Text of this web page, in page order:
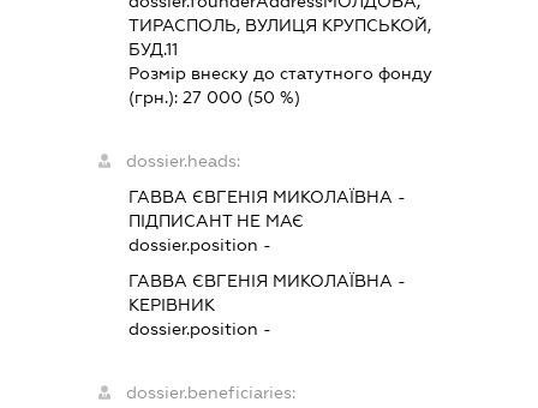
ТИРАСПОЛЬ, ВУЛИЦЯ КРУПСЬКОЙ,
БУД.11
Розмір внеску до статутного фонду
(грн.):27 000 (50 %)
dossier.heads:
ГАВВА ЄВГЕНІЯ МИКОЛАЇВНА -
ПІДПИСАНТНЕ МАЄ
dossier.position -
ГАВВА ЄВГЕНІЯ МИКОЛАЇВНА -
КЕРІВНИК
dossier.position -
dossier.beneficiaries: